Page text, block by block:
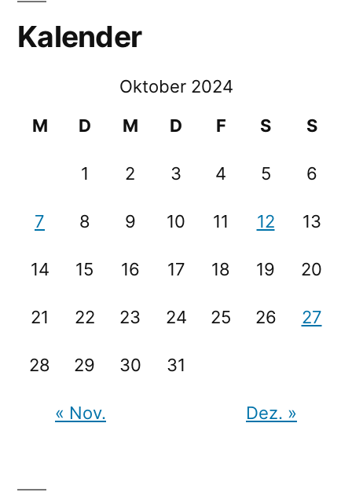
Kalender
Oktober 2024
M
D M D F S S
1 2 3 4 5 6
7 8 9 10 11 12 13
14 15 16 17 18 19 20
21 22 23 24 25 26 27
28 29 30 31
« Nov. Dez. »